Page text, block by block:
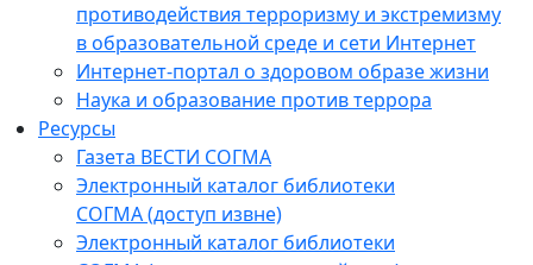
противодействия терроризму и экстремизму
в образовательной среде и сети Интернет
Интернет-портал о здоровом образе жизни
Наука и образование против террора
Ресурсы
Газета ВЕСТИ СОГМА
Электронный каталог библиотеки
СОГМА (доступ извне)
Электронный каталог библиотеки